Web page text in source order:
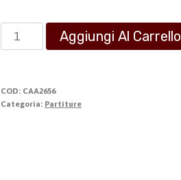
dulci
quantità
Aggiungi Al Carrello
COD: CAA2656
Categoria: Partiture